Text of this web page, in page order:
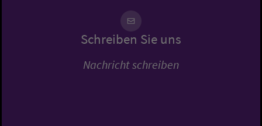
Schreiben Sie uns
Nachricht schreiben